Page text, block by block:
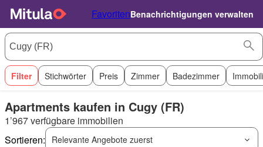
FavoritenBenachrichtigungen verwalten
Filter Stichwörter Preis Zimmer Badezimmer
Apartments kaufen in Cugy (FR)
1’967 verfügbare immobilien
Sortieren:
Relevante Angebote zuerst